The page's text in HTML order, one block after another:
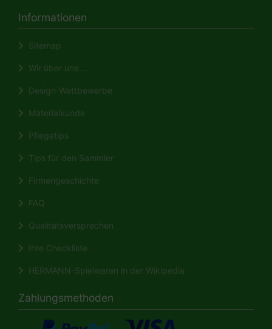
Informationen
Sitemap
Wir über uns ...
Design-Wettbewerbe
Materialkunde
Pflegetips
Tips für den Sammler
Firmengeschichte
FAQ
Qualitätsversprechen
Ihre Checkliste
HERMANN-Spielwaren in der Wikipedia
Zahlungsmethoden